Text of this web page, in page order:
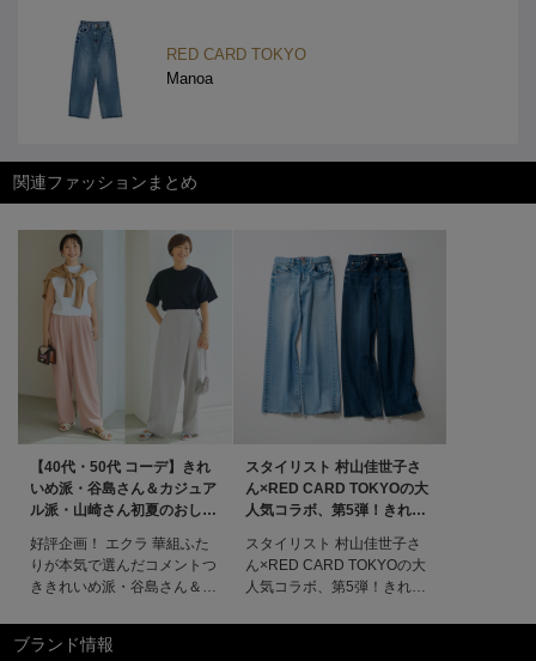
RED CARD TOKYO
Manoa
関連ファッションまとめ
【40代・50代 コーデ】きれ
いめ派・谷島さん＆カジュア
ル派・山崎さん初夏のおしゃ
特集
好評企画！ エクラ 華組ふた
りが本気で選んだコメントつ
ききれいめ派・谷島さん＆カ
おしゃれ計画！さわやかな気
候にふさわしい、初夏のムー
スタイリスト 村山佳世子さ
ん×RED CARD TOKYOの大
人気コラボ、第5弾！きれい
きました！ éclat2025年特集
スタイリスト 村山佳世子さ
ん×RED CARD TOKYOの大
人気コラボ、第5弾！きれい
きました！大人のおしゃれを
ブランド情報